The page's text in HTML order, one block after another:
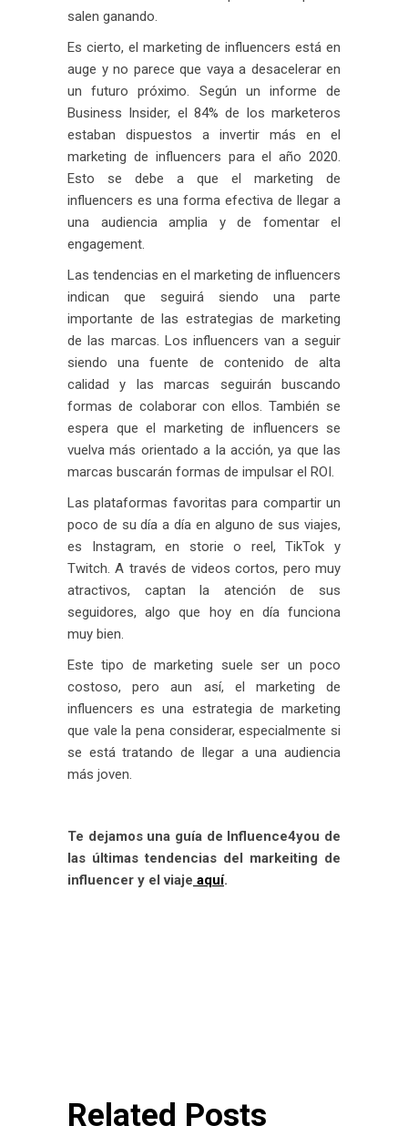
salen ganando.
Es cierto, el marketing de influencers está en
auge y no parece que vaya a desacelerar en
un futuro próximo. Según un informe de
Business Insider, el 84% de los marketeros
estaban dispuestos a invertir más en el
marketing de influencers para el año 2020.
Esto se debe a que el marketing de
influencers es una forma efectiva de llegar a
una audiencia amplia y de fomentar el
engagement.
Las tendencias en el marketing de influencers
indican que seguirá siendo una parte
importante de las estrategias de marketing
de las marcas. Los influencers van a seguir
siendo una fuente de contenido de alta
calidad y las marcas seguirán buscando
formas de colaborar con ellos. También se
espera que el marketing de influencers se
vuelva más orientado a la acción, ya que las
marcas buscarán formas de impulsar el ROI.
Las plataformas favoritas para compartir un
poco de su día a día en alguno de sus viajes,
es Instagram, en storie o reel, TikTok y
Twitch. A través de videos cortos, pero muy
atractivos, captan la atención de sus
seguidores, algo que hoy en día funciona
muy bien.
Este tipo de marketing suele ser un poco
costoso, pero aun así, el marketing de
influencers es una estrategia de marketing
que vale la pena considerar, especialmente si
se está tratando de llegar a una audiencia
más joven.
Te dejamos una guía de Influence4you de
las últimas tendencias del markeiting de
influencer y el viaje aquí.
Related Posts